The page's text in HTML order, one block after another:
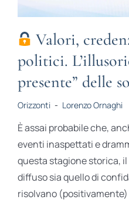
Valori,
politici.
presente” delle
Orizzonti - Lorenzo Ornaghi
È assai probabile che,
eventi inaspettati e
questa stagione storica,
diffuso sia quello di
risolvano